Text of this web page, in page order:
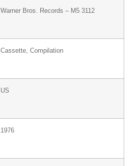
Warner Bros. Records – M5 3112
Cassette , Compilation
US
1976